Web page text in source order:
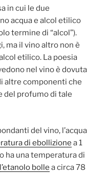
in cui le due
acqua e alcol etilico
termine di “alcol”).
ma il vino altro non è
etilico. La poesia
nel vino è dovuta
altre componenti che
del profumo di tale
del vino, l’acqua
di ebollizione a 1
ha una temperatura di
l’etanolo bolle a circa 78